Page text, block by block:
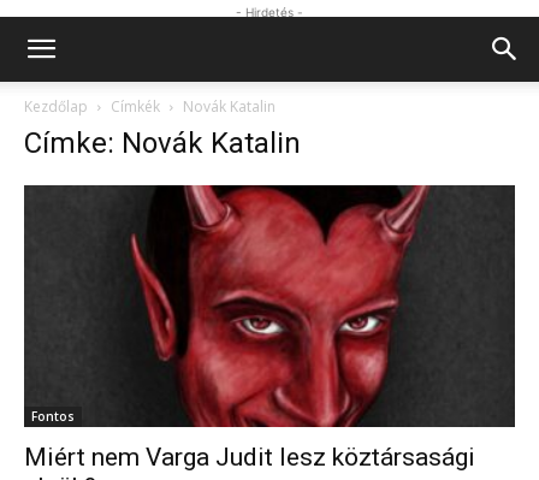
- Hirdetés -
Kezdőlap Címkék Novák Katalin
Címke: Novák Katalin
Fontos
Miért nem Varga Judit lesz köztársasági